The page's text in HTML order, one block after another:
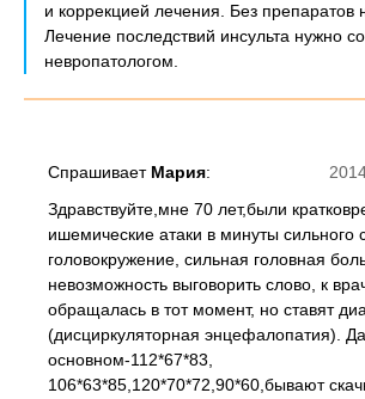
и коррекцией лечения. Без препаратов
Лечение последствий инсульта нужно
невропатологом.
Спрашивает Мария:
Здравствуйте,мне 70 лет,были
ишемические атаки в минуты сильного
головокружение, сильная головная
невозможность выговорить слово, к
обращалась в тот момент, но ставят
(дисциркуляторная энцефалопатия).
основном-112*67*83,
106*63*85,120*70*72,90*60,бывают